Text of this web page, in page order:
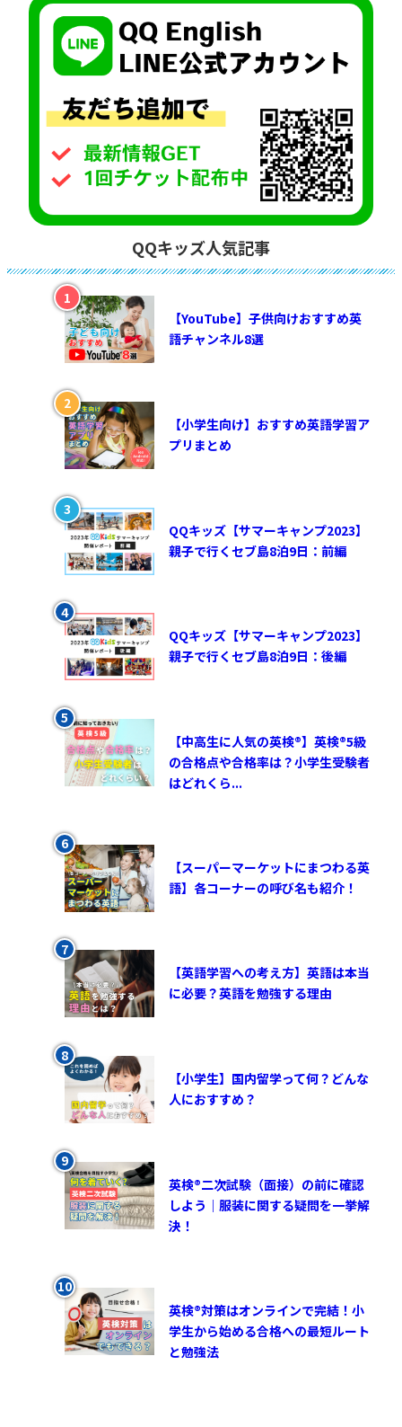
QQキッズ人気記事
【YouTube】子供向けおすすめ英
語チャンネル8選
【小学生向け】おすすめ英語学習ア
プリまとめ
QQキッズ【サマーキャンプ2023】
親子で行くセブ島8泊9日：前編
QQキッズ【サマーキャンプ2023】
親子で行くセブ島8泊9日：後編
【中高生に人気の英検®︎】英検®︎5級
の合格点や合格率は？小学生受験者
はどれくら...
【スーパーマーケットにまつわる英
語】各コーナーの呼び名も紹介！
【英語学習への考え方】英語は本当
に必要？英語を勉強する理由
【小学生】国内留学って何？どんな
人におすすめ？
英検®︎二次試験（面接）の前に確認
しよう｜服装に関する疑問を一挙解
決！
英検®対策はオンラインで完結！小
学生から始める合格への最短ルート
と勉強法